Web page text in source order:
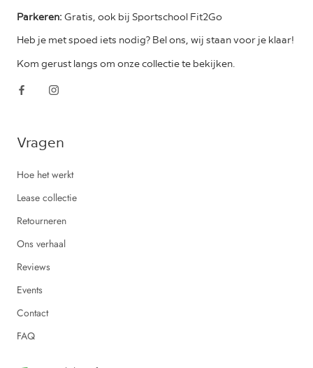
Parkeren: Gratis, ook bij Sportschool Fit2Go
Heb je met spoed iets nodig? Bel ons, wij staan voor je klaar!
Kom gerust langs om onze collectie te bekijken.
Vragen
Hoe het werkt
Lease collectie
Retourneren
Ons verhaal
Reviews
Events
Contact
FAQ